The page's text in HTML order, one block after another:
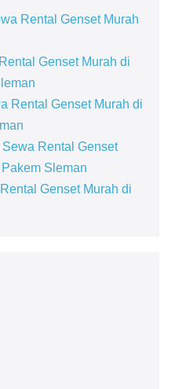
Rental Genset Murah
Genset Murah di
Rental Genset Murah di
Rental Genset
Sleman
Genset Murah di